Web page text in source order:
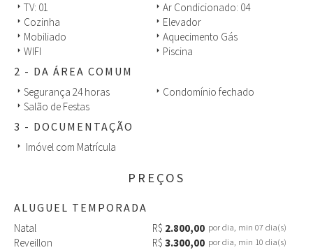
Não perca a oportunidade de antecipar sua reserva, nossa equipe
está a disposição para sanar eventuais dúvidas
arrow_right TV: 01 arrow_right Ar Condicionado: 04
arrow_right Cozinha arrow_right Elevador
arrow_right Mobiliado arrow_right Aquecimento Gás
arrow_right WIFI arrow_right Piscina
2 - DA ÁREA COMUM
arrow_right Segurança 24 horas arrow_right Condomínio fechado
arrow_right Salão de Festas
3 - DOCUMENTAÇÃO
arrow_right Imóvel com Matrícula
PREÇOS
ALUGUEL TEMPORADA
Natal R$ 2.800,00 por dia, min 07 dia(s)
Reveillon R$ 3.300,00 por dia, min 10 dia(s)